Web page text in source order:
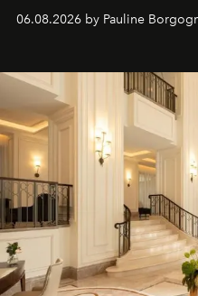
06.08.2026 by Pauline